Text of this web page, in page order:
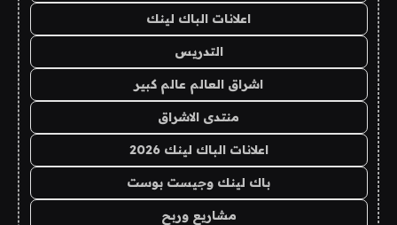
اعلانات الباك لينك
التدريس
اشراق العالم عالم كبير
منتدى الاشراق
اعلانات الباك لينك 2026
باك لينك وجيست بوست
مشاريع وربح